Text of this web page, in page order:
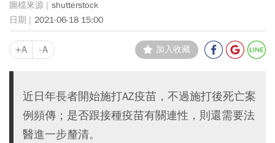
shutterstock
2021-06-18 15:00
+A -A 加入收藏
近日年長者開始施打AZ疫苗，不過施打後死亡案
例頻傳；是否跟接種疫苗有關連性，則還需要法
醫進一步釐清。